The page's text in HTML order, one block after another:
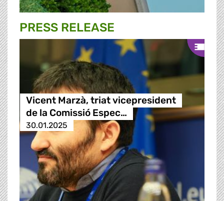
PRESS RELEASE
Vicent Marzà, triat vicepresident
de la Comissió Espec…
30.01.2025